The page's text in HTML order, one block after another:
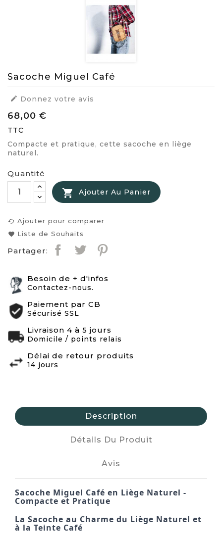
Sacoche Miguel Café
 Donnez votre avis
68,00 €
TTC
Compacte et pratique, cette sacoche en liège
naturel.
Quantité
 Ajouter Au Panier
cached Ajouter pour comparer
favorite Liste de Souhaits
Partager:
Besoin de + d'infos
Contactez-nous.
Paiement par CB
Sécurisé SSL
Livraison 4 à 5 jours
Domicile / points relais
Délai de retour produits
14 jours
Description
Détails Du Produit
Avis
Sacoche Miguel Café en Liège Naturel -
Compacte et Pratique
La Sacoche au Charme du Liège Naturel et
à la Teinte Café